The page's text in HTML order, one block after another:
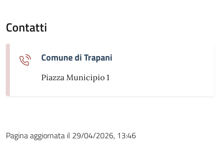
Contatti
Comune di Trapani
Piazza Municipio 1
Pagina aggiornata il 29/04/2026, 13:46